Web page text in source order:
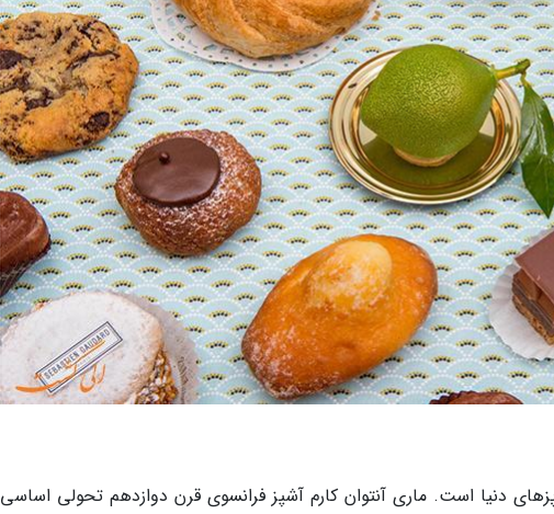
دنیا است. ماری آنتوان کارم آشپز فرانسوی قرن دوازدهم تحولی اساسی